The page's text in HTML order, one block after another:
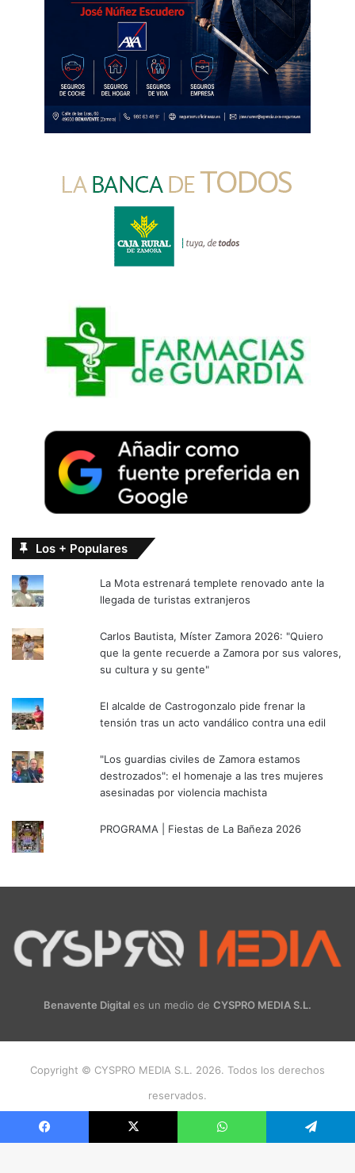
Los + Populares
La Mota estrenará templete renovado ante la
llegada de turistas extranjeros
Carlos Bautista, Míster Zamora 2026: "Quiero
que la gente recuerde a Zamora por sus valores,
su cultura y su gente"
El alcalde de Castrogonzalo pide frenar la
tensión tras un acto vandálico contra una edil
"Los guardias civiles de Zamora estamos
destrozados": el homenaje a las tres mujeres
asesinadas por violencia machista
PROGRAMA | Fiestas de La Bañeza 2026
Benavente Digital es un medio de CYSPRO MEDIA S.L.
Copyright © CYSPRO MEDIA S.L. 2026. Todos los derechos
reservados.
Instagram
Facebook X WhatsApp Telegram